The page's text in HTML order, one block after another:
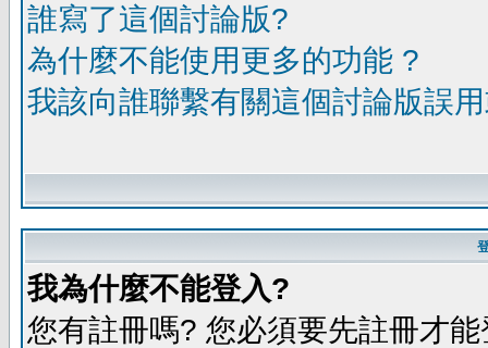
誰寫了這個討論版?
為什麼不能使用更多的功能 ?
我該向誰聯繫有關這個討論版誤
我為什麼不能登入?
您有註冊嗎? 您必須要先註冊才